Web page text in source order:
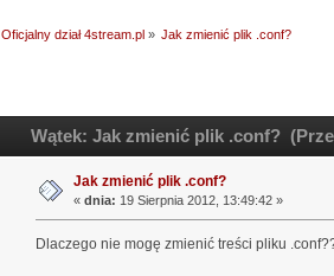
Oficjalny dział 4stream.pl» Jak zmienić plik .conf?
Wątek: Jak zmienić plik .conf?
Jak zmienić plik .conf?
« dnia: 19 Sierpnia 2012, 13:49:42 »
Dlaczego nie mogę zmienić treści pliku